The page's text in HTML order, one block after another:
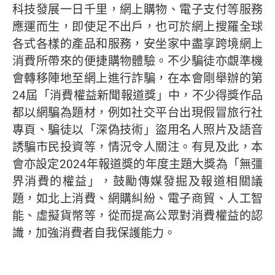
科技發展一日千里，網上購物、電子支付等服務
應運而生，即使足不出戶，也可於網上搜羅全球
各式各樣的產品和服務，安坐家中盡享跨境網上
消費所帶來的便捷購物體驗。不少騙徒亦覷準機
會轉移陣地至網上進行詐騙，在本會剛舉辦的第
24屆「消費權益新聞報道獎」中，不少得獎作品
都以網騙為題材，例如社交平台出現假冒旅行社
專頁、騙徒以「深偽技術」盜用名人照片及語音
誘騙市民投資等，情況令人關注。有見及此，本
會亦設定2024年報道獎的年度主題大獎為「無彊
界消費的權益」，鼓勵傳媒發掘及報道相關議
題，如北上消費、網購糾紛、電子商貿、人工智
能、虛擬貨幣等，從而提高公眾對消費權益的認
識，加強消費者自我保護能力。